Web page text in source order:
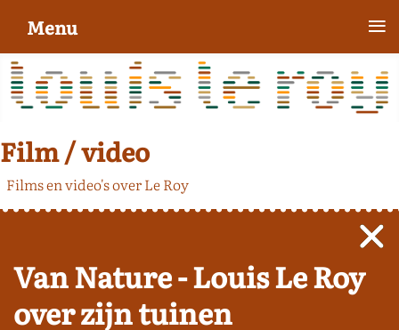
Film / video
Films en video's over Le Roy
Van Nature - Louis Le Roy
over zijn tuinen
Menu ≡